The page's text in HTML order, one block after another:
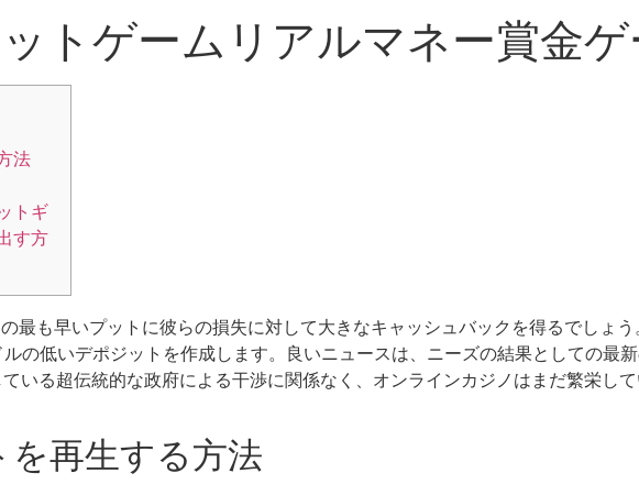
トゲームリアルマネー賞金
法
トギ
す方
最も早いプットに彼らの損失に対して大きなキャッシュバックを得るでしょ
の低いデポジットを作成します。良いニュースは、ニーズの結果としての最
いる超伝統的な政府による干渉に関係なく、オンラインカジノはまだ繁栄し
再生する方法